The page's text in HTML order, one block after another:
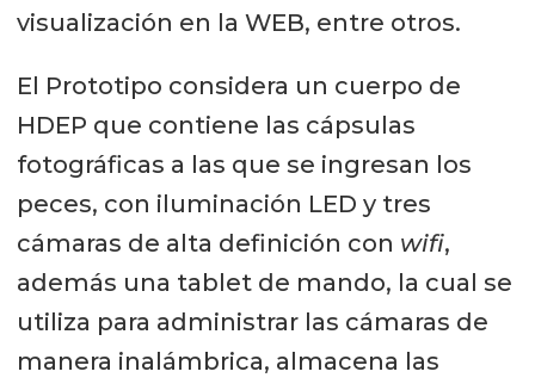
visualización en la WEB, entre otros.
El Prototipo considera un cuerpo de
HDEP que contiene las cápsulas
fotográficas a las que se ingresan los
peces, con iluminación LED y tres
cámaras de alta definición con wifi,
además una tablet de mando, la cual se
utiliza para administrar las cámaras de
manera inalámbrica, almacena las